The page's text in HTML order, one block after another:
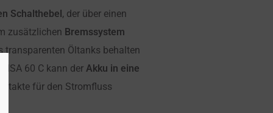
Schalthebel, der über einen
zusätzlichen Bremssystem
transparenten Öltanks behalten
60 C kann der Akku in eine
für den Stromfluss